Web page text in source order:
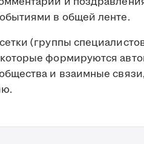
в общей ленте.
(группы
формируются
и взаимные